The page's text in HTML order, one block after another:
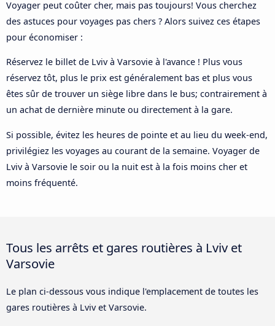
Voyager peut coûter cher, mais pas toujours! Vous cherchez
des astuces pour voyages pas chers ? Alors suivez ces étapes
pour économiser :
Réservez le billet de Lviv à Varsovie à l'avance ! Plus vous
réservez tôt, plus le prix est généralement bas et plus vous
êtes sûr de trouver un siège libre dans le bus; contrairement à
un achat de dernière minute ou directement à la gare.
Si possible, évitez les heures de pointe et au lieu du week-end,
privilégiez les voyages au courant de la semaine. Voyager de
Lviv à Varsovie le soir ou la nuit est à la fois moins cher et
moins fréquenté.
Tous les arrêts et gares routières à Lviv et
Varsovie
Le plan ci-dessous vous indique l'emplacement de toutes les
gares routières à Lviv et Varsovie.